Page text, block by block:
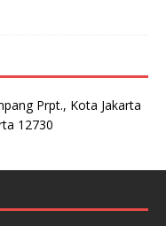
Prpt., Kota Jakarta
12730